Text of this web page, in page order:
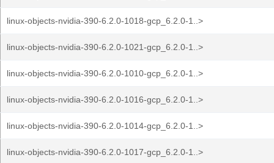
linux-objects-nvidia-390-6.2.0-1018-gcp_6.2.0-1..>
linux-objects-nvidia-390-6.2.0-1021-gcp_6.2.0-1..>
linux-objects-nvidia-390-6.2.0-1010-gcp_6.2.0-1..>
linux-objects-nvidia-390-6.2.0-1016-gcp_6.2.0-1..>
linux-objects-nvidia-390-6.2.0-1014-gcp_6.2.0-1..>
linux-objects-nvidia-390-6.2.0-1017-gcp_6.2.0-1..>